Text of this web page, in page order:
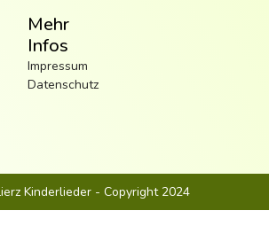
Mehr
Infos
Impressum
Datenschutz
Kinderlieder - Copyright 2024